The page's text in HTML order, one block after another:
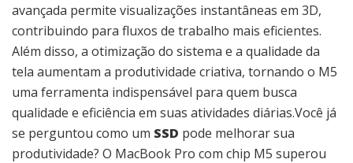
avançada permite visualizações instantâneas em 3D,
contribuindo para fluxos de trabalho mais eficientes.
Além disso, a otimização do sistema e a qualidade da
tela aumentam a produtividade criativa, tornando o M5
uma ferramenta indispensável para quem busca
qualidade e eficiência em suas atividades diárias.Você já
se perguntou como um SSD pode melhorar sua
produtividade? O MacBook Pro com chip M5 superou